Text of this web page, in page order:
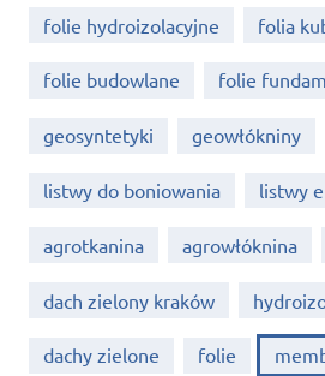
folie hydroizolacyjne folia
folie budowlane folie
geosyntetyki geowłókniny
listwy do boniowania listwy
agrotkanina agrowłóknina
dach zielony kraków
dachy zielone folie